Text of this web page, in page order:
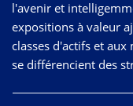
l'avenir et
expositions à valeur
classes d'actifs et
se différencient des